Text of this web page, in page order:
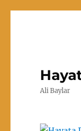
Ali Baylar